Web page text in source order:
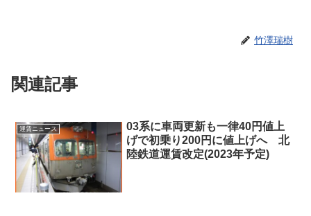
竹澤瑞樹
関連記事
運賃ニュース
03系に車両更新も一律40円値上
げで初乗り200円に値上げへ 北
陸鉄道運賃改定(2023年予定)